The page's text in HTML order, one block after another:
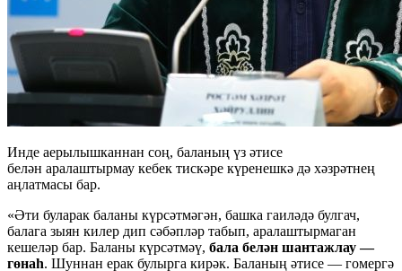
Инде аерылышканнан соң, баланың үз әтисе
белән аралаштырмау кебек тискәре күренешкә дә хәзрәтнең
аңлатмасы бар.
«Әти буларак баланы күрсәтмәгән, башка гаиләдә булгач,
балага зыян килер дип сәбәпләр табып, аралаштырмаган
кешеләр бар. Баланы күрсәтмәү, бала белән шантажлау —
гөнаһ. Шуннан ерак булырга кирәк. Баланың әтисе — гомергә